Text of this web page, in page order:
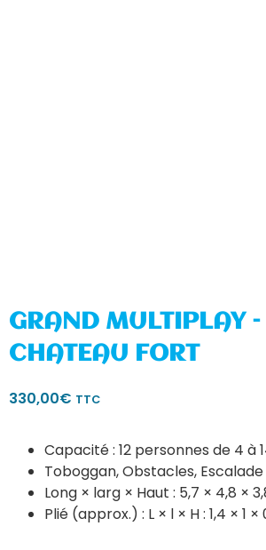
GRAND MULTIPLAY –
CHATEAU FORT
330,00€ TTC
Capacité : 12 personnes de 4 à
Toboggan, Obstacles, Escalade
Long × larg × Haut : 5,7 × 4,8 ×
Plié (approx.) : L × l × H : 1,4 × 1 ×